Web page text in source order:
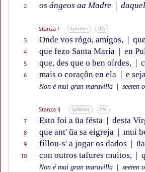
2 os ángeos aa Madre |
Stanza I Syllables IPA
3 Onde vos rógo, amigos, |
4 que fezo Santa María | en
5 que, des que o ben oírdes, |
6 mais o coraçôn en ela | e
Non é mui gran maravilla seeren
Stanza II Syllables IPA
7 Esto foi a ũa fésta | desta
8 que ant' ũa sa eigreja | mui
9 fillou-s' a jogar os dados |
10 con outros tafures muitos, |
Non é mui gran maravilla seeren